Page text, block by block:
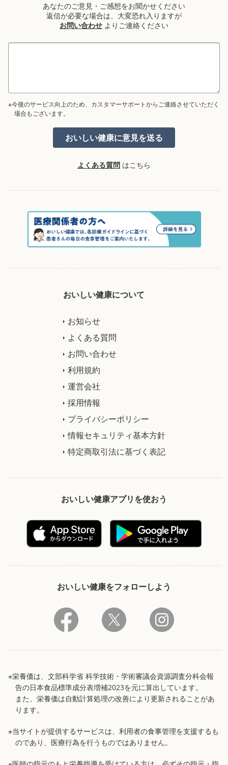
あなたのご意見・ご感想をお聞かせください
返信が必要な場合は、大変恐れ入りますが
お問い合わせ よりご連絡ください
※今後のサービス向上のため、カスタマーサポートからご連絡させていただく
場合もございます。
よくある質問 はこちら
おいしい健康について
お知らせ
よくある質問
お問い合わせ
利用規約
運営会社
採用情報
プライバシーポリシー
情報セキュリティ基本方針
特定商取引法に基づく表記
おいしい健康アプリを使おう
おいしい健康をフォローしよう
※栄養価は、文部科学省 科学技術・学術審議会資源調査分科会報
告の日本食品標準成分表増補2023を元に算出しています。
また、栄養価は自動計算処理の改善により更新されることがあ
ります。
※当サイトが提供するサービスは、利用者の食事管理を支援するも
のであり、医療行為を行うものではありません。